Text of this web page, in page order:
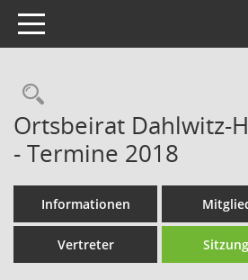
Toggle navigation
Rechercheauswahl
Ortsbeirat Dahlwitz-
- Termine 2018
Informationen
Vertreter